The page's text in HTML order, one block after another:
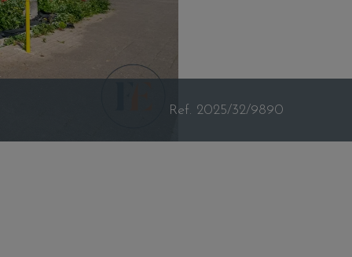
Ref. 2025/32/9890